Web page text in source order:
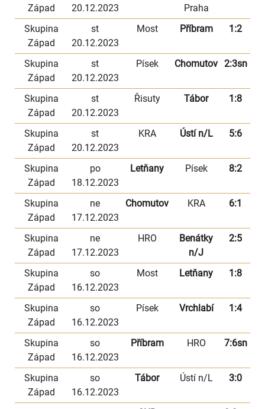
Západ
20.12.2023
Praha
Skupina
Západ
st
20.12.2023
Most Příbram 1:2
Skupina
Západ
st
20.12.2023
Písek Chomutov 2:3sn
Skupina
Západ
st
20.12.2023
Řisuty Tábor 1:8
Skupina
Západ
st
20.12.2023
KRA Ústí n/L 5:6
Skupina
Západ
po
18.12.2023
Letňany Písek 8:2
Skupina
Západ
ne
17.12.2023
Chomutov KRA 6:1
Skupina
Západ
ne
17.12.2023
HRO
Benátky
n/J
2:5
Skupina
Západ
so
16.12.2023
Most Letňany 1:8
Skupina
Západ
so
16.12.2023
Písek Vrchlabí 1:4
Skupina
Západ
so
16.12.2023
Příbram HRO 7:6sn
Skupina
Západ
so
16.12.2023
Tábor Ústí n/L 3:0